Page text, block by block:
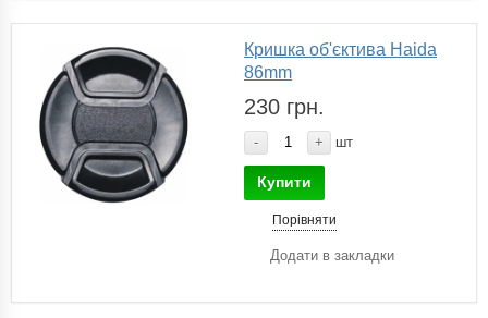
Кришка об'єктива Haida
86mm
230 грн.
- + шт
Купити
Порівняти
Додати в закладки